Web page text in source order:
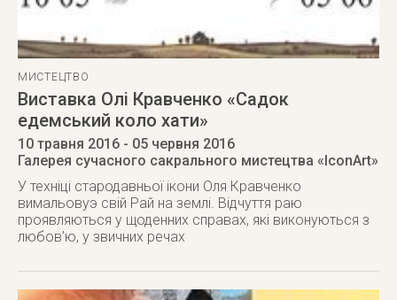
МИСТЕЦТВО
Виставка Олі Кравченко «Садок
едемський коло хати»
10 травня 2016 - 05 червня 2016
Галерея сучасного сакрального мистецтва «IconArt»
У техніці стародавньої ікони Оля Кравченко
вимальовуэ свій Рай на землі. Відчуття раю
проявляються у щоденних справах, які виконуються з
любов’ю, у звичних речах